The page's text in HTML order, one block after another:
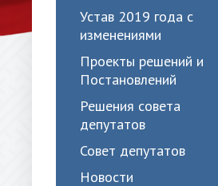
Устав 2019 года с
изменениями
Проекты решений и
Постановлений
Решения совета
депутатов
Совет депутатов
Новости